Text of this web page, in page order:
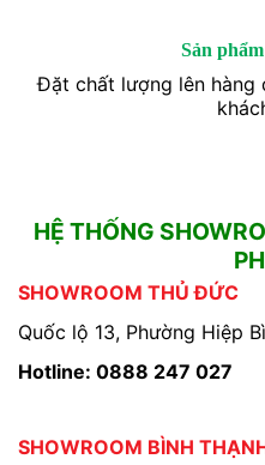
Sản
Đặt chất lượng lên hàng
HỆ THỐNG
SHOWROOM THỦ ĐỨC
Quốc lộ 13, Phường Hiệp
Hotline: 0888 247 027
SHOWROOM BÌNH